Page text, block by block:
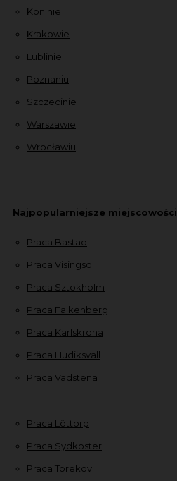
Koninie
Krakowie
Lublinie
Poznaniu
Szczecinie
Warszawie
Wrocławiu
Najpopularniejsze miejscowości
Praca Bastad
Praca Visingsö
Praca Sztokholm
Praca Falkenberg
Praca Karlskrona
Praca Hudiksvall
Praca Vadstena
Praca Löttorp
Praca Sydkoster
Praca Torekov